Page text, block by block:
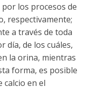
los procesos de
respectivamente;
a través de toda
día, de los cuáles,
la orina, mientras
forma, es posible
calcio en el